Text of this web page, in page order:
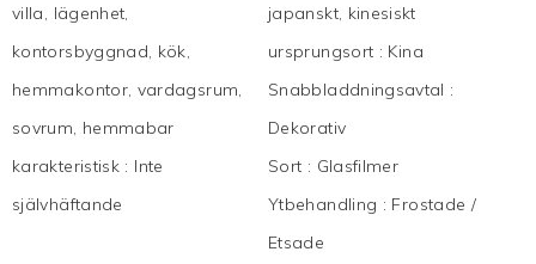
villa, lägenhet,
kontorsbyggnad, kök,
hemmakontor, vardagsrum,
sovrum, hemmabar
japanskt, kinesiskt
ursprungsort : Kina
Snabbladdningsavtal :
Dekorativ
karakteristisk : Inte
självhäftande
Sort : Glasfilmer
Ytbehandling : Frostade /
Etsade